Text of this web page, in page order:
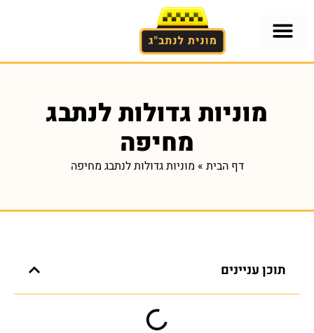
מוניות גדולות לנתבג
מחיפה
דף הבית » מוניות גדולות לנתבג מחיפה
תוכן עניינים